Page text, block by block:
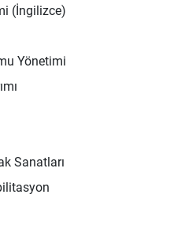
(İngilizce)
Yönetimi
Sanatları